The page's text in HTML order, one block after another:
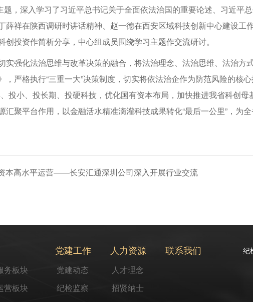
题，深入学习了习近平总书记关于全面依法治国的重要论述、习近平
祥在陕西调研时讲话精神、赵一德在西安区域科技创新中心建设工
投资作简析分享，中心组成员围绕学习主题作交流研讨。
强化法治思维与改革决策的融合，将法治理念、法治思维、法治方
严格执行“三重一大”决策制度，切实将依法治企作为防范风险的核
投小、投长期、投硬科技，优化国有资本布局，加快推进我省科创
聚平台作用，以金融活水精准滴灌科技成果转化“最后一公里”，为全
本高水平运营——长安汇通深圳公司深入开展行业交流
纪
务板块
营板块
党建工作
党建动态
纪检监察
人力资源
人才理念
招贤纳士
联系我们